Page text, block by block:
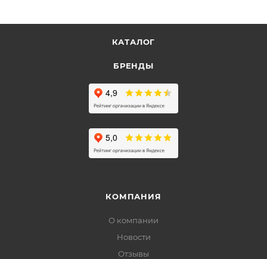
КАТАЛОГ
БРЕНДЫ
КОМПАНИЯ
О компании
Новости
Отзывы